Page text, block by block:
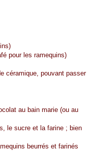
pour les ramequins)
céramique, pouvant passer
au bain marie (ou au
le sucre et la farine ; bien
beurrés et farinés